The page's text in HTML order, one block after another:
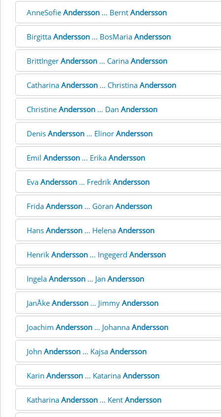
AnneSofie Andersson ... Bernt Andersson
Birgitta Andersson ... BosMaria Andersson
BrittInger Andersson ... Carina Andersson
Catharina Andersson ... Christina Andersson
Christine Andersson ... Dan Andersson
Denis Andersson ... Elinor Andersson
Emil Andersson ... Erika Andersson
Eva Andersson ... Fredrik Andersson
Frida Andersson ... Göran Andersson
Hans Andersson ... Helena Andersson
Henrik Andersson ... Ingegerd Andersson
Ingela Andersson ... Jan Andersson
JanÅke Andersson ... Jimmy Andersson
Joachim Andersson ... Johanna Andersson
John Andersson ... Kajsa Andersson
Karin Andersson ... Katarina Andersson
Katharina Andersson ... Kent Andersson